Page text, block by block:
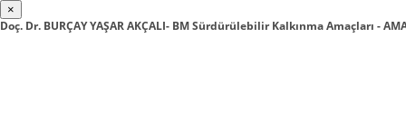
×
Doç. Dr. BURÇAY YAŞAR AKÇALI- BM Sürdürülebilir Kalkınma Amaçları -